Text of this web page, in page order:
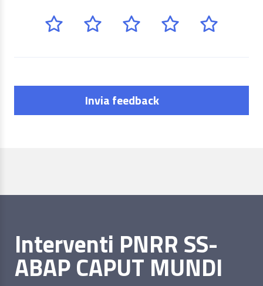
Invia feedback
Interventi PNRR SS-
ABAP CAPUT MUNDI